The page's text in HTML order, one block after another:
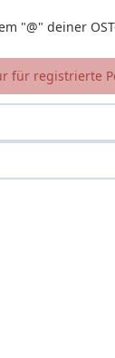
"@" deiner
für registrierte